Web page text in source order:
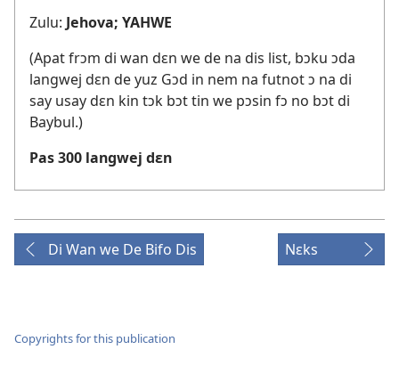
Zulu: Jehova; YAHWE
(Apat frɔm di wan dɛn we de na dis list, bɔku ɔda
langwej dɛn de yuz Gɔd in nem na futnot ɔ na di
say usay dɛn kin tɔk bɔt tin we pɔsin fɔ no bɔt di
Baybul.)
Pas 300 langwej dɛn
Di Wan we De Bifo Dis Nɛks
Copyrights for this publication